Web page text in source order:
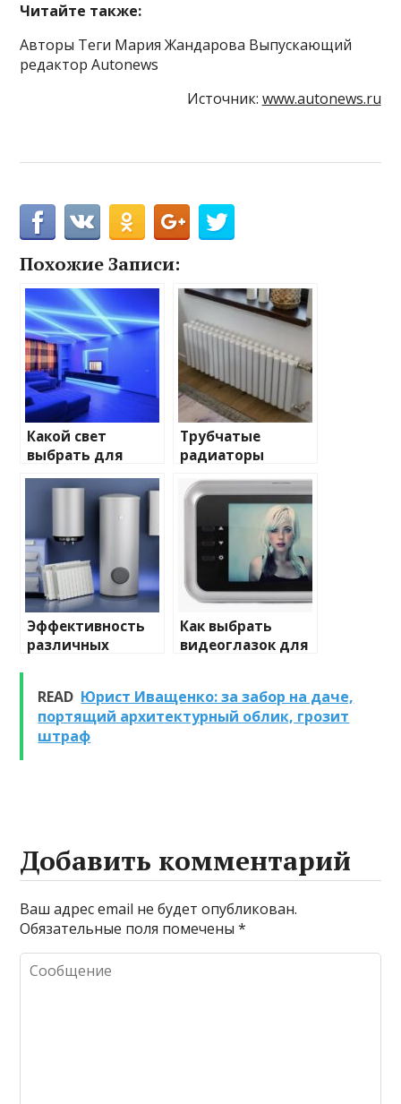
Читайте также:
Авторы Теги Мария Жандарова Выпускающий
редактор Autonews
Источник: www.autonews.ru
Похожие Записи:
Какой свет
выбрать для
домашнего
освещения
Трубчатые
радиаторы
отопления: виды
и характеристики
Эффективность
различных
очистке и
промывке котлов
Как выбрать
видеоглазок для
READ Юрист Иващенко: за забор на даче,
портящий архитектурный облик, грозит
штраф
Добавить комментарий
Ваш адрес email не будет опубликован.
Обязательные поля помечены*